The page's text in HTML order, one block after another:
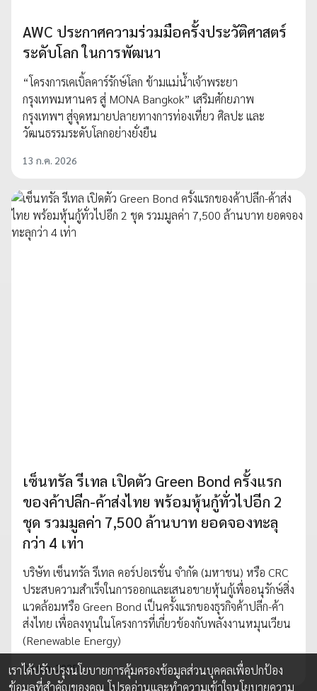
AWC ประกาศความร่วมมือครั้งประวัติศาสตร์
ระดับโลก ในการพัฒนา
“โครงการเคเบิ้ลคาร์รักษ์โลก ข้ามแม่น้ำเจ้าพระยา
กรุงเทพมหานคร สู่ MONA Bangkok” เสริมศักยภาพ
กรุงเทพฯ สู่จุดหมายปลายทางการท่องเที่ยว ศิลปะ และ
วัฒนธรรมระดับโลกอย่างยั่งยืน
13 ก.ค. 2026
เซ็นทรัล รีเทล เปิดตัว Green Bond ครั้งแรก
ของค้าปลีก-ค้าส่งไทย พร้อมหุ้นกู้ทั่วไปอีก 2
ชุด รวมมูลค่า 7,500 ล้านบาท ยอดจองทะลุ
กว่า 4 เท่า
บริษัท เซ็นทรัล รีเทล คอร์ปอเรชั่น จำกัด (มหาชน) หรือ CRC
ประสบความสำเร็จในการออกและเสนอขายหุ้นกู้เพื่ออนุรักษ์สิ่ง
แวดล้อมหรือ Green Bond เป็นครั้งแรกของธุรกิจค้าปลีก-ค้า
ส่งไทย เพื่อลงทุนในโครงการที่เกี่ยวข้องกับพลังงานหมุนเวียน
(Renewable Energy)
24 ต.ค. 2025
เราได้ปรับปรุงนโยบายการคุ้มครองข้อมูลส่วนบุคคลเพื่อปกป้อง
ข้อมูลที่สำคัญของคุณ โปรดอ่านและทำความเข้าใจนโยบายความ